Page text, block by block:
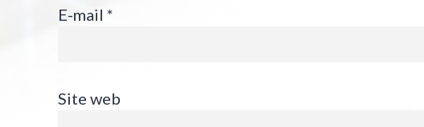
E-mail *
Site web